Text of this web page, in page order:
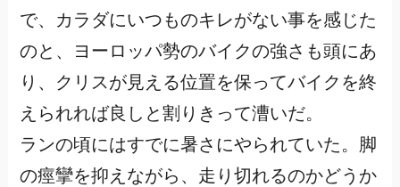
で、カラダにいつものキレがない事を感じた
のと、ヨーロッパ勢のバイクの強さも頭にあ
り、クリスが見える位置を保ってバイクを終
えられれば良しと割りきって漕いだ。
ランの頃にはすでに暑さにやられていた。脚
の痙攣を抑えながら、走り切れるのかどうか